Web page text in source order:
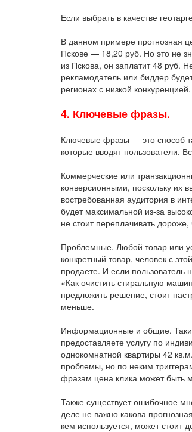
Если выбрать в качестве
В данном примере прогнозная
Пскове — 18,20 руб. Но это не
из Пскова, он заплатит 48 руб.
рекламодатель или биддер
регионах с низкой
4. Ключевые фразы.
Ключевые фразы — это способ
которые вводят пользователи.
Коммерческие или
конверсионными, поскольку их
востребованная аудитория в
будет максимальной из-за
не стоит переплачивать
Проблемные. Любой товар или
конкретный товар, человек с
продаете. И если пользователь
«Как очистить стиральную
предложить решение, стоит
меньше.
Информационные и общие.
предоставляете услугу по
однокомнатной квартиры 42
проблемы, но по неким
фразам цена клика может быть
Также существует ошибочное
деле не важно какова
кем используется, может стоит